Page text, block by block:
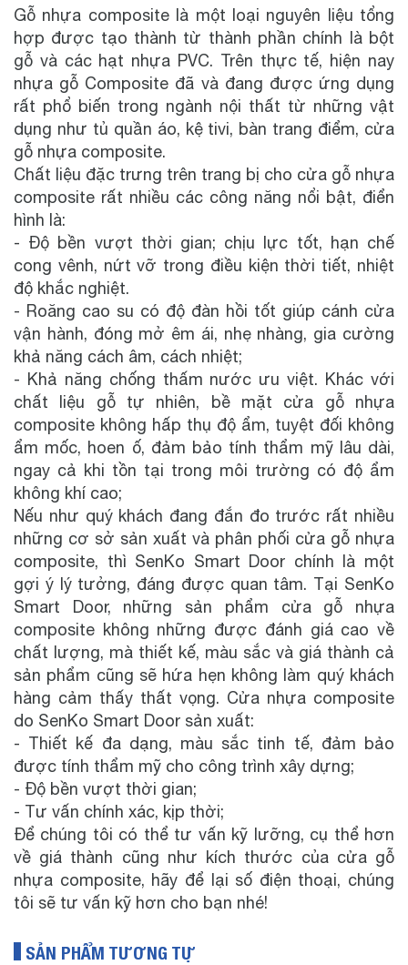
Gỗ nhựa composite là một loại nguyên liệu tổng
hợp được tạo thành từ thành phần chính là bột
gỗ và các hạt nhựa PVC. Trên thực tế, hiện nay
nhựa gỗ Composite đã và đang được ứng dụng
rất phổ biến trong ngành nội thất từ những vật
dụng như tủ quần áo, kệ tivi, bàn trang điểm, cửa
gỗ nhựa composite.
Chất liệu đặc trưng trên trang bị cho cửa gỗ nhựa
composite rất nhiều các công năng nổi bật, điển
hình là:
- Độ bền vượt thời gian; chịu lực tốt, hạn chế
cong vênh, nứt vỡ trong điều kiện thời tiết, nhiệt
độ khắc nghiệt.
- Roăng cao su có độ đàn hồi tốt giúp cánh cửa
vận hành, đóng mở êm ái, nhẹ nhàng, gia cường
khả năng cách âm, cách nhiệt;
- Khả năng chống thấm nước ưu việt. Khác với
chất liệu gỗ tự nhiên, bề mặt cửa gỗ nhựa
composite không hấp thụ độ ẩm, tuyệt đối không
ẩm mốc, hoen ố, đảm bảo tính thẩm mỹ lâu dài,
ngay cả khi tồn tại trong môi trường có độ ẩm
không khí cao;
Nếu như quý khách đang đắn đo trước rất nhiều
những cơ sở sản xuất và phân phối cửa gỗ nhựa
composite, thì SenKo Smart Door chính là một
gợi ý lý tưởng, đáng được quan tâm. Tại SenKo
Smart Door, những sản phẩm cửa gỗ nhựa
composite không những được đánh giá cao về
chất lượng, mà thiết kế, màu sắc và giá thành cả
sản phẩm cũng sẽ hứa hẹn không làm quý khách
hàng cảm thấy thất vọng. Cửa nhựa composite
do SenKo Smart Door sản xuất:
- Thiết kế đa dạng, màu sắc tinh tế, đảm bảo
được tính thẩm mỹ cho công trình xây dựng;
- Độ bền vượt thời gian;
- Tư vấn chính xác, kịp thời;
Để chúng tôi có thể tư vấn kỹ lưỡng, cụ thể hơn
về giá thành cũng như kích thước của cửa gỗ
nhựa composite, hãy để lại số điện thoại, chúng
tôi sẽ tư vấn kỹ hơn cho bạn nhé!
SẢN PHẨM TƯƠNG TỰ